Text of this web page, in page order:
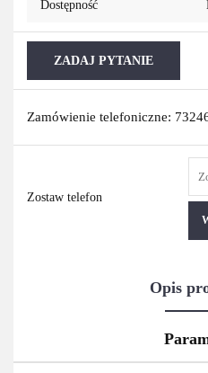
Dostępność
ZADAJ PYTANIE
Zamówienie telefoniczne:
Zostaw telefon
Opis